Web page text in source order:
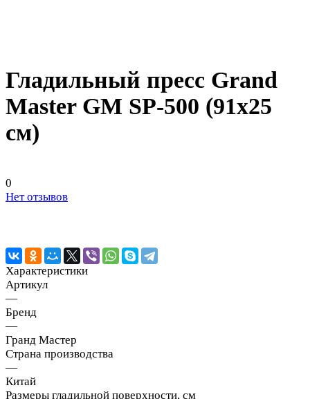
Гладильный пресс Grand
Master GM SP-500 (91x25
см)
0
Нет отзывов
Характеристики
Артикул
—
Бренд
—
Гранд Мастер
Страна производства
—
Китай
Размеры гладильной поверхности, см